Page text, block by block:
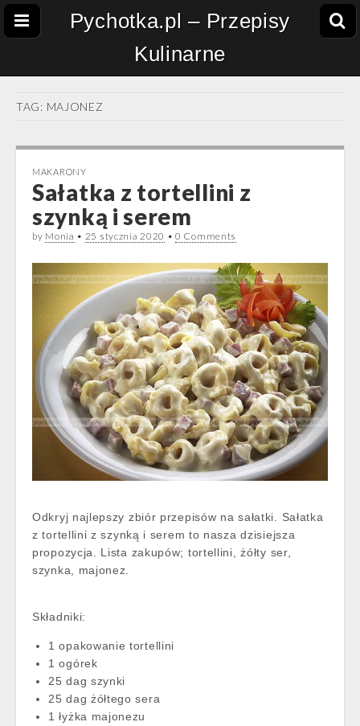
Pychotka.pl – Przepisy
Kulinarne
TAG: MAJONEZ
MAKARONY
Sałatka z tortellini z
szynką i serem
by Monia • 25 stycznia 2020 •0 Comments
Odkryj najlepszy zbiór przepisów na sałatki. Sałatka
z tortellini z szynką i serem to nasza dzisiejsza
propozycja. Lista zakupów; tortellini, żółty ser,
szynka, majonez.
Składniki:
1 opakowanie tortellini
1 ogórek
25 dag szynki
25 dag żółtego sera
1 łyżka majonezu